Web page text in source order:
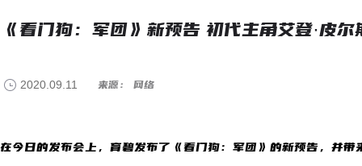
《看门狗：军团》新预告 初代主角艾登·皮尔
2020.09.11 来源： 网络
在今日的发布会上，育碧发布了《看门狗：军团》的新预告，并带